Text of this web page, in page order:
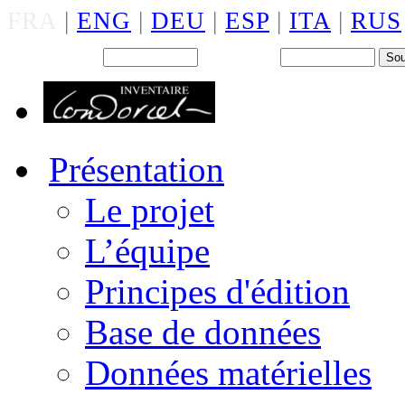
| ENG | DEU | ESP | ITA | RUS
Présentation
Le projet
L’équipe
Principes d'édition
Base de données
Données matérielles